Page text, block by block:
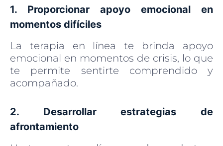
1. Proporcionar apoyo emocional en
momentos difíciles
La terapia en línea te brinda apoyo
emocional en momentos de crisis, lo que
te permite sentirte comprendido y
acompañado.
2. Desarrollar estrategias de
afrontamiento